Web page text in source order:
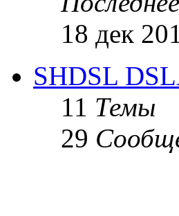
18 дек
SHDSL
11 Темы
29